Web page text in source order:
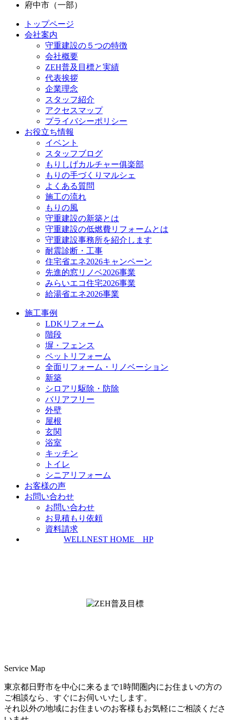
府中市（一部）
トップページ
会社案内
守重建設の５つの特徴
会社概要
ZEH普及目標と実績
代表挨拶
企業理念
スタッフ紹介
アクセスマップ
プライバシーポリシー
お役立ち情報
イベント
スタッフブログ
もりしげカルチャー俱楽部
もりの手づくりマルシェ
よくある質問
施工の流れ
もりの風
守重建設の新築とは
守重建設の低燃費リフォームとは
守重建設事務所を紹介します
耐震診断・工事
住宅省エネ2026キャンペーン
先進的窓リノベ2026事業
みらいエコ住宅2026事業
給湯省エネ2026事業
施工事例
LDKリフォーム
階段
塀・フェンス
ペットリフォーム
全面リフォーム・リノベーション
新築
シロアリ駆除・防除
バリアフリー
外壁
屋根
玄関
浴室
キッチン
トイレ
シニアリフォーム
お客様の声
お問い合わせ
お問い合わせ
お見積もり依頼
資料請求
WELLNEST HOME HP
Service Map
東京都日野市を中心に来るまで1時間圏内にお住まいの方の
ご相談なら、すぐにお伺いいたします。
それ以外の地域にお住まいのお客様もお気軽にご相談くださ